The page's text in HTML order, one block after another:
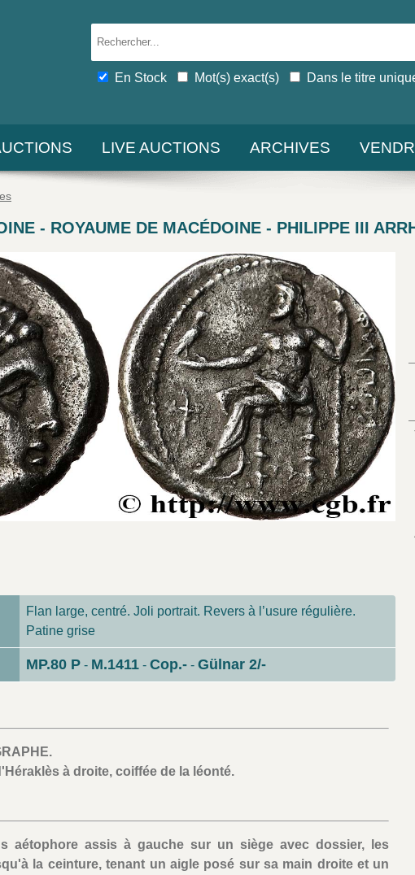
En Stock Mot(s) exact(s) Dans le titre
LIVE AUCTIONS ARCHIVES
- ROYAUME DE MACÉDOINE - PHILIPPE III
Flan large, centré. Joli portrait. Revers à l’usure régulière.
Patine grise
MP.80 P - M.1411 - Cop.- - Gülnar 2/-
à droite, coiffée de la léonté.
aétophore assis à gauche sur un siège avec dossier, les
la ceinture, tenant un aigle posé sur sa main droite et un